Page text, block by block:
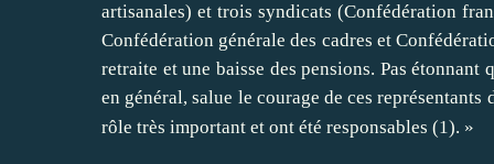
artisanales) et trois syndicats (Confédération
Confédération générale des cadres et
retraite et une baisse des pensions. Pas
en général, salue le courage de ces représentants
rôle très important et ont été responsables (1). »